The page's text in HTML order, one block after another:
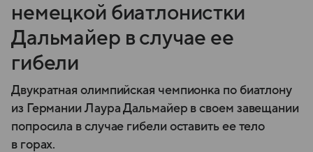
немецкой биатлонистки
Дальмайер в случае ее
гибели
Двукратная олимпийская чемпионка по биатлону
из Германии Лаура Дальмайер в своем завещании
попросила в случае гибели оставить ее тело
в горах.